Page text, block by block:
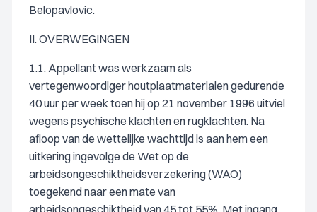
Belopavlovic.
II. OVERWEGINGEN
1.1. Appellant was werkzaam als
vertegenwoordiger houtplaatmaterialen gedurende
40 uur per week toen hij op 21 november 1996 uitviel
wegens psychische klachten en rugklachten. Na
afloop van de wettelijke wachttijd is aan hem een
uitkering ingevolge de Wet op de
arbeidsongeschiktheidsverzekering (WAO)
toegekend naar een mate van
arbeidsongeschiktheid van 45 tot 55%. Met ingang